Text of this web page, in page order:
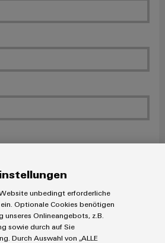
sulla privacy con ulteriori
unbedingt erforderliche
Optionale Cookies benötigen
unseres Onlineangebots, z.B.
sowie durch auf Sie
Durch Auswahl von „ALLE